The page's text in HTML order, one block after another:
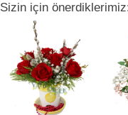
Sizin için